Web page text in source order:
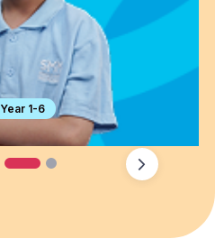
Year 1-6
3